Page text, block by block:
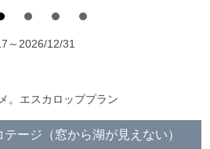
～2026/12/31
。エスカロッププラン
ージ（窓から湖が見えない）